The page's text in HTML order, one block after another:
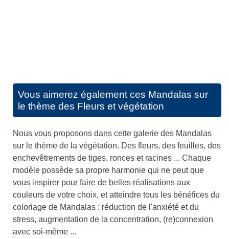
Vous aimerez également ces Mandalas sur
le thème des Fleurs et végétation
Nous vous proposons dans cette galerie des Mandalas
sur le thème de la végétation. Des fleurs, des feuilles, des
enchevêtrements de tiges, ronces et racines ... Chaque
modèle possède sa propre harmonie qui ne peut que
vous inspirer pour faire de belles réalisations aux
couleurs de votre choix, et atteindre tous les bénéfices du
coloriage de Mandalas : réduction de l'anxiété et du
stress, augmentation de la concentration, (re)connexion
avec soi-même ...